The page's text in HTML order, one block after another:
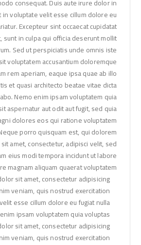
consequat. Duis aute irure dolor in
voluptate velit esse cillum dolore eu
Excepteur sint occaecat cupidatat
sunt in culpa qui officia deserunt mollit
Sed ut perspiciatis unde omnis iste
voluptatem accusantium doloremque
rem aperiam, eaque ipsa quae ab illo
et quasi architecto beatae vitae dicta
Nemo enim ipsam voluptatem quia
aspernatur aut odit aut fugit, sed quia
dolores eos qui ratione voluptatem
porro quisquam est, qui dolorem
amet, consectetur, adipisci velit, sed
eius modi tempora incidunt ut labore
magnam aliquam quaerat voluptatem.
sit amet, consectetur adipisicing.
veniam, quis nostrud exercitation .
esse cillum dolore eu fugiat nulla.
ipsam voluptatem quia voluptas.
sit amet, consectetur adipisicing.
veniam, quis nostrud exercitation .